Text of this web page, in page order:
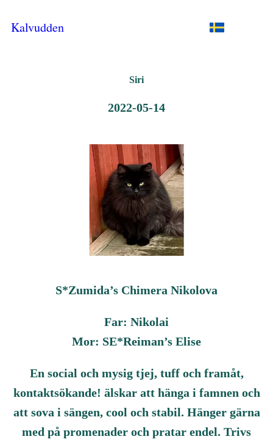
Kalvudden
Siri
2022-05-14
S*Zumida’s Chimera Nikolova
Far: Nikolai
Mor: SE*Reiman’s Elise
En social och mysig tjej, tuff och framåt,
kontaktsökande! älskar att hänga i famnen och
att sova i sängen, cool och stabil. Hänger gärna
med på promenader och pratar endel. Trivs